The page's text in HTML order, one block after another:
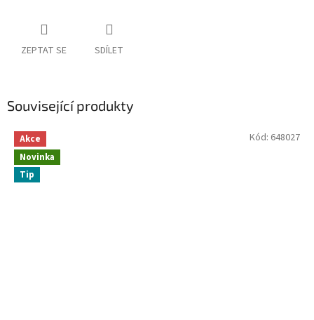
ZEPTAT SE SDÍLET
Související produkty
Akce
Novinka
Tip
Kód: 648027